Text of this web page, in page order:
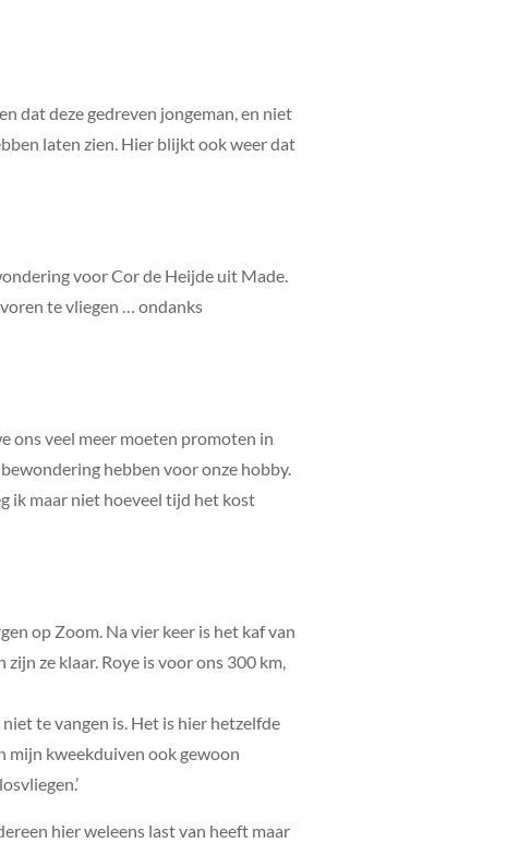
dat deze gedreven jongeman, en niet
laten zien. Hier blijkt ook weer dat
voor Cor de Heijde uit Made.
te vliegen … ondanks
ons veel meer moeten promoten in
hebben voor onze hobby.
ik maar niet hoeveel tijd het kost
op Zoom. Na vier keer is het kaf van
ze klaar. Roye is voor ons 300 km,
te vangen is. Het is hier hetzelfde
mijn kweekduiven ook gewoon
hier weleens last van heeft maar